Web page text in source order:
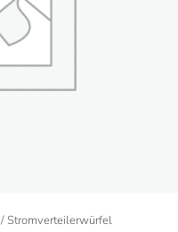
/ Stromverteilerwürfel